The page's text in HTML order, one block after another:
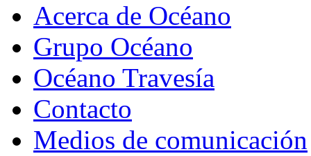
Acerca de Océano
Grupo Océano
Océano Travesía
Contacto
Medios de comunicación